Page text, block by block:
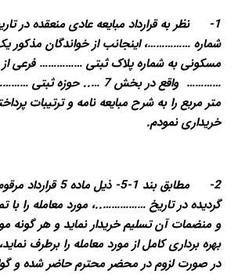
1- نظر به قرارداد مبایعه عادی منعقده در
شماره ……………، اینجانب از خواندگان مذکور
مسکونی به شماره پلاک ثبتی …………… فرعی
متر مربع را به شرح مبایعه نامه و ترتیبات
خریداری نمودم.
2- مطابق بند 1-5- ذیل
گردیده در تاریخ ……………..، مورد معامله را با
و منضمات آن تسلیم خریدار نماید و هر گونه
بهره برداری کامل از مورد معامله را برطرف
در صورت لزوم در محضر محترم حاضر شده و